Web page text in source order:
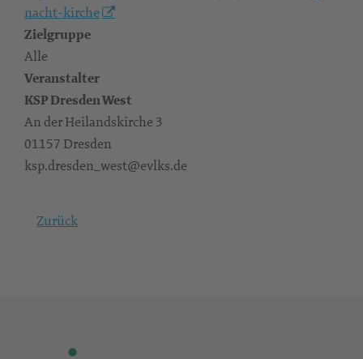
nacht-kirche
Zielgruppe
Alle
Veranstalter
KSP Dresden West
An der Heilandskirche 3
01157 Dresden
ksp.dresden_west@evlks.de
Zurück